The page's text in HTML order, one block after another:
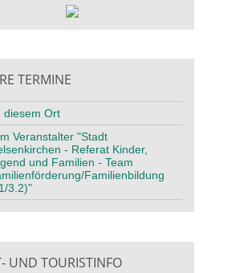
TERMINE
diesem Ort
Veranstalter "Stadt
- Referat Kinder,
und Familien - Team
Familienbildung
3.2)"
UND TOURISTINFO